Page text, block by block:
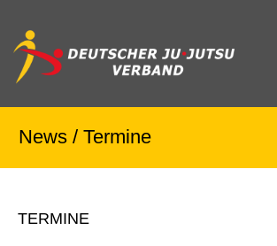
News / Termine
TERMINE